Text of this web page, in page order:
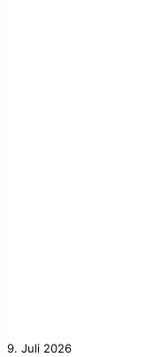
9. Juli 2026